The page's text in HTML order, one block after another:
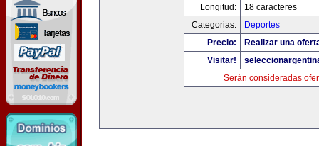
Longitud:
18 caracteres
Categorias:
Deportes
Precio:
Realizar una
Visitar!
Serán consideradas